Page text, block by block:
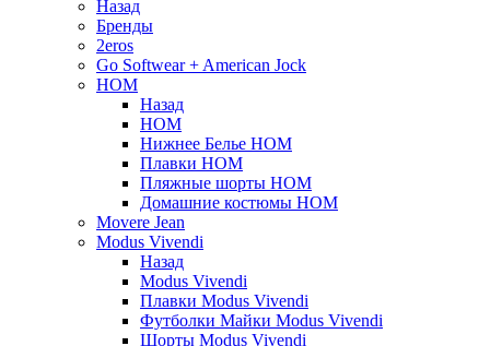
Назад
Бренды
2eros
Go Softwear + American Jock
HOM
Назад
HOM
Нижнее Белье HOM
Плавки HOM
Пляжные шорты HOM
Домашние костюмы HOM
Movere Jean
Modus Vivendi
Назад
Modus Vivendi
Плавки Modus Vivendi
Футболки Майки Modus Vivendi
Шорты Modus Vivendi